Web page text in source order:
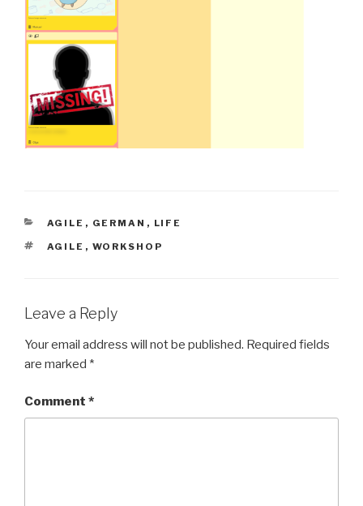
CATEGORIES
AGILE , GERMAN , LIFE
TAGS
AGILE , WORKSHOP
Leave a Reply
Your email address will not be published. Required fields
are marked *
Comment *